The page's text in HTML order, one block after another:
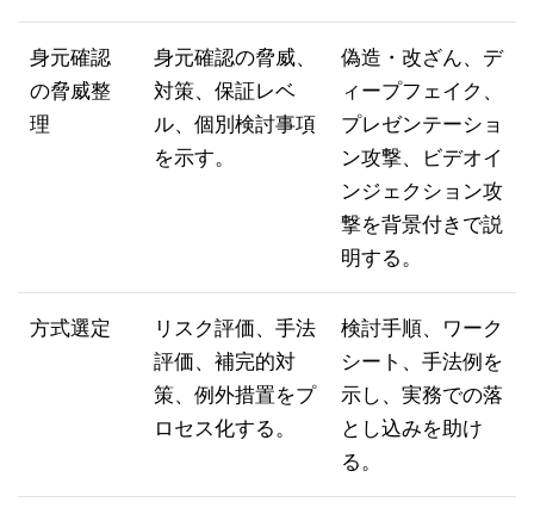
身元確認
の脅威整
理
身元確認の脅威、
対策、保証レベ
ル、個別検討事項
を示す。
偽造・改ざん、デ
ィープフェイク、
プレゼンテーショ
ン攻撃、ビデオイ
ンジェクション攻
撃を背景付きで説
明する。
方式選定
リスク評価、手法
評価、補完的対
策、例外措置をプ
ロセス化する。
検討手順、ワーク
シート、手法例を
示し、実務での落
とし込みを助け
る。